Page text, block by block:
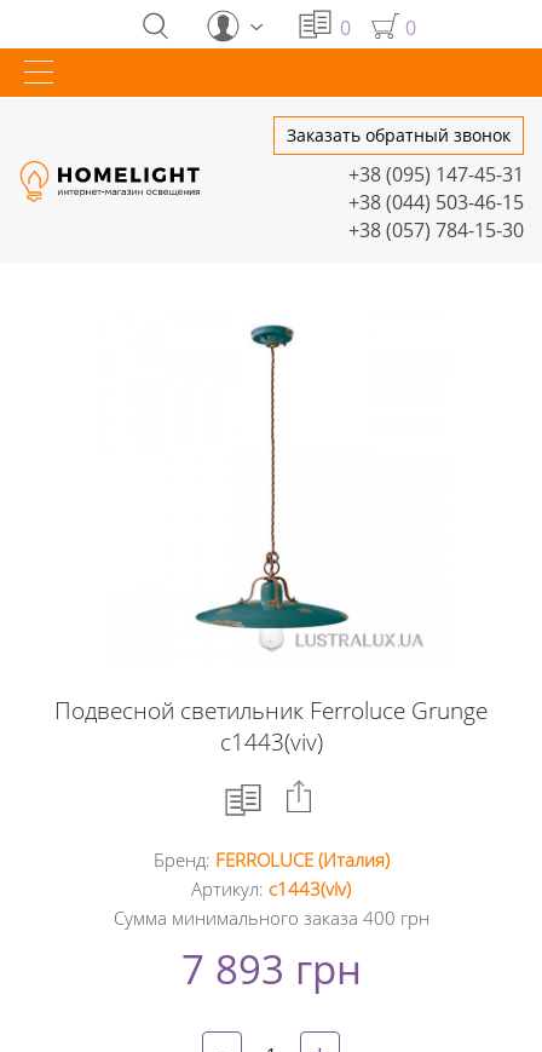
0 0
Заказать обратный звонок
+38 (095) 147-45-31
+38 (044) 503-46-15
+38 (057) 784-15-30
Подвесной светильник Ferroluce Grunge
c1443(viv)
Facebook
+
Бренд: FERROLUCE (Италия)
Артикул: c1443(viv)
Сумма минимального заказа 400 грн
7 893 грн